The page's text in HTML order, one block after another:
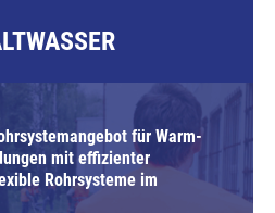
für Warm-
mit effizienter
Rohrsysteme im